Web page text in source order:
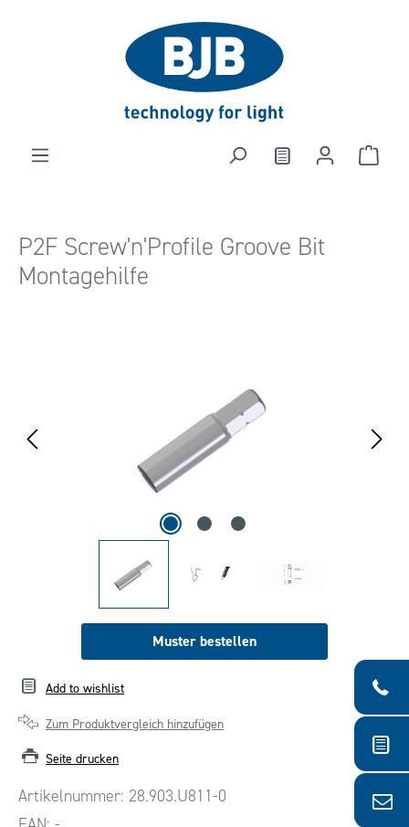
P2F Screw'n'Profile Groove Bit
Montagehilfe
Muster bestellen
Add to wishlist
Zum Produktvergleich hinzufügen
Seite drucken
Artikelnummer: 28.903.U811-0